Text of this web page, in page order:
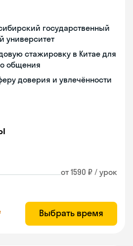
государственный
университет
стажировку в Китае для
общения
доверия и увлечённости
от 1590 ₽ / урок
Выбрать время